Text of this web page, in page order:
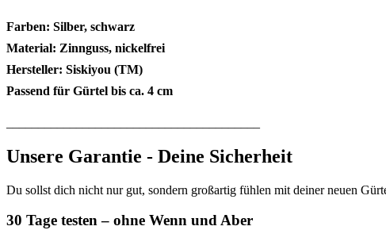
Farben: Silber, schwarz
Material: Zinnguss, nickelfrei
Hersteller: Siskiyou (TM)
Passend für Gürtel bis ca. 4 cm
Unsere Garantie - Deine Sicherheit
Du sollst dich nicht nur gut, sondern großartig fühlen mit deiner neuen
30 Tage testen – ohne Wenn und Aber